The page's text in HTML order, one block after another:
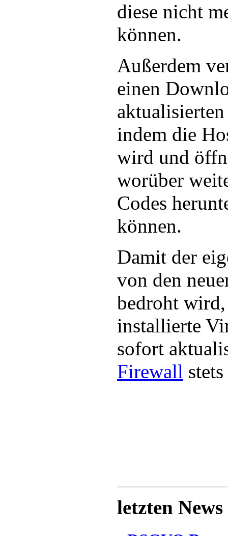
diese nicht
können.
Außerdem
einen
indem die
wird und
worüber
Codes
können.
Damit der
von den
bedroht
installierte
sofort
Firewall
letzten News